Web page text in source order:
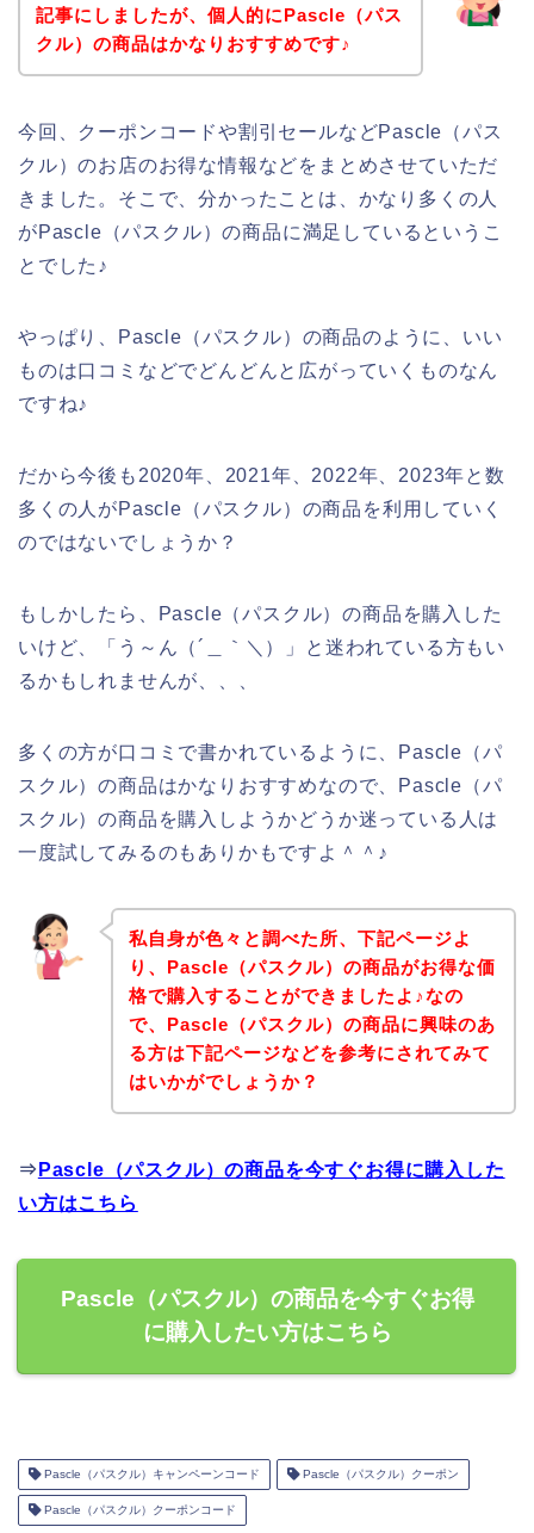
記事にしましたが、個人的にPascle（パス
クル）の商品はかなりおすすめです♪
今回、クーポンコードや割引セールなどPascle（パス
クル）のお店のお得な情報などをまとめさせていただ
きました。そこで、分かったことは、かなり多くの人
がPascle（パスクル）の商品に満足しているというこ
とでした♪
やっぱり、Pascle（パスクル）の商品のように、いい
ものは口コミなどでどんどんと広がっていくものなん
ですね♪
だから今後も2020年、2021年、2022年、2023年と数
多くの人がPascle（パスクル）の商品を利用していく
のではないでしょうか？
もしかしたら、Pascle（パスクル）の商品を購入した
いけど、「う～ん（´＿｀＼）」と迷われている方もい
るかもしれませんが、、、
多くの方が口コミで書かれているように、Pascle（パ
スクル）の商品はかなりおすすめなので、Pascle（パ
スクル）の商品を購入しようかどうか迷っている人は
一度試してみるのもありかもですよ＾＾♪
私自身が色々と調べた所、下記ページよ
り、Pascle（パスクル）の商品がお得な価
格で購入することができましたよ♪なの
で、Pascle（パスクル）の商品に興味のあ
る方は下記ページなどを参考にされてみて
はいかがでしょうか？
⇒ Pascle（パスクル）の商品を今すぐお得に購入した
い方はこちら
Pascle（パスクル）の商品を今すぐお得
に購入したい方はこちら
Pascle（パスクル）キャンペーンコード Pascle（パスクル）クーポン
Pascle（パスクル）クーポンコード